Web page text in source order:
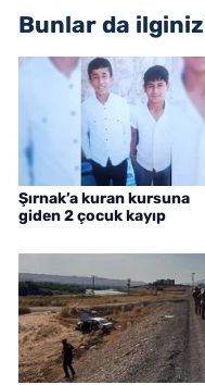
Bunlar da
Şırnak’a kuran kursuna
giden 2 çocuk kayıp